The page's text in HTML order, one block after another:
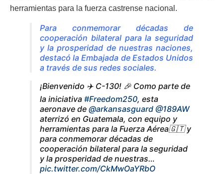
herramientas para la fuerza castrense nacional.
Para conmemorar décadas de
cooperación bilateral para la seguridad
y la prosperidad de nuestras naciones,
destacó la Embajada de Estados Unidos
a través de sus redes sociales.
¡Bienvenido ✈️ C-130! 🎉 Como parte de
la iniciativa #Freedom250, esta
aeronave de @arkansasguard @189AW
aterrizó en Guatemala, con equipo y
herramientas para la Fuerza Aérea🇬🇹 y
para conmemorar décadas de
cooperación bilateral para la seguridad
y la prosperidad de nuestras…
pic.twitter.com/CkMwOaYRbO